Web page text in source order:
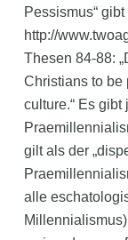
Pessismus“
http://
Thesen 84-88:
Christians to be
culture.“ Es gibt
gilt als der
alle